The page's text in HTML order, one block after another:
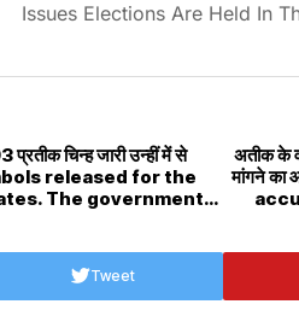
Issues Elections Are Held In
प्रतीक चिन्ह जारी उन्हीं में से
released for the
The government
अतीक के
मांगने
Tweet